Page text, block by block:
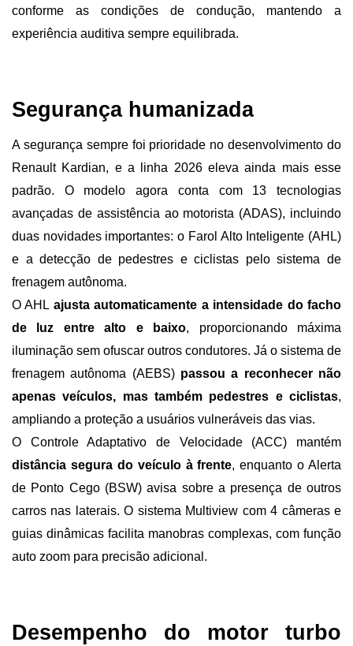
conforme as condições de condução, mantendo a
experiência auditiva sempre equilibrada.
Segurança humanizada
A segurança sempre foi prioridade no desenvolvimento do
Renault Kardian, e a linha 2026 eleva ainda mais esse
padrão. O modelo agora conta com 13 tecnologias
avançadas de assistência ao motorista (ADAS), incluindo
duas novidades importantes: o Farol Alto Inteligente (AHL)
e a detecção de pedestres e ciclistas pelo sistema de
frenagem autônoma.
O AHL ajusta automaticamente a intensidade do facho
de luz entre alto e baixo, proporcionando máxima
iluminação sem ofuscar outros condutores. Já o sistema de
frenagem autônoma (AEBS) passou a reconhecer não
apenas veículos, mas também pedestres e ciclistas,
ampliando a proteção a usuários vulneráveis das vias.
distância segura do veículo à frente, enquanto o Alerta
de Ponto Cego (BSW) avisa sobre a presença de outros
carros nas laterais. O sistema Multiview com 4 câmeras e
guias dinâmicas facilita manobras complexas, com função
auto zoom para precisão adicional.
Desempenho do motor turbo